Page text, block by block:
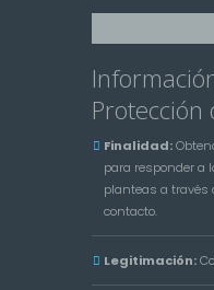
Protección
Finalidad:
para responder a
planteas a través
contacto.
Legitimación: